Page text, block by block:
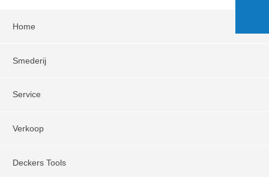
Home
Smederij
Service
Verkoop
Deckers Tools